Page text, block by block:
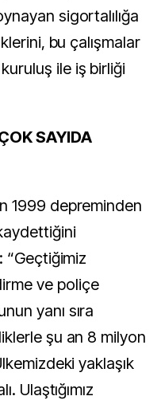
sigortalılığa
bu çalışmalar
ile iş birliği
SAYIDA
1999 depreminden
“Geçtiğimiz
ve poliçe
yanı sıra
şu an 8 milyon
yaklaşık
Ulaştığımız